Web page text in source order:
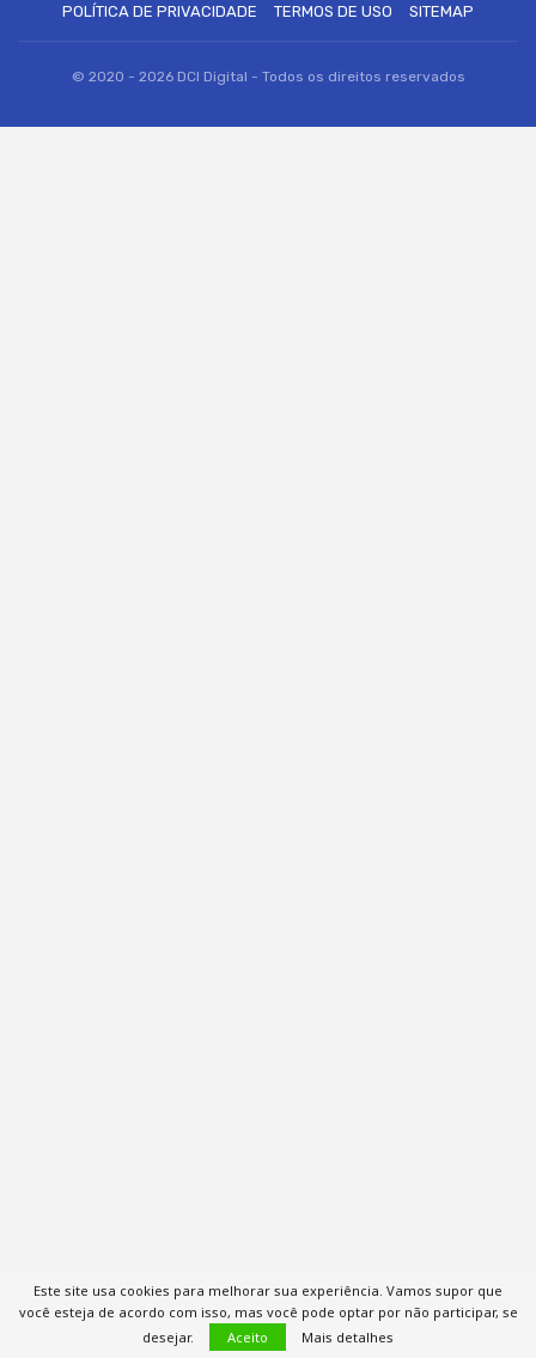
POLÍTICA DE PRIVACIDADE
TERMOS DE USO SITEMAP
© 2020 - 2026 DCI Digital - Todos os direitos reservados
Este site usa cookies para melhorar sua experiência. Vamos supor que
você esteja de acordo com isso, mas você pode optar por não participar, se
desejar.
Aceito Mais detalhes